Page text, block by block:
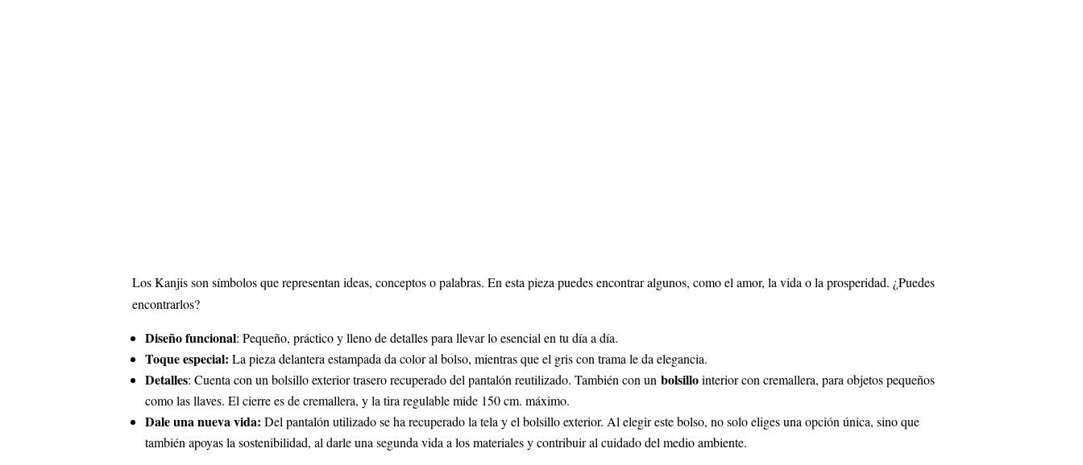
Los Kanjis son símbolos que representan ideas, conceptos o palabras. En esta pieza puedes encontrar algunos, como el amor, la vida o la prosperidad. ¿Puedes
encontrarlos?
Diseño funcional: Pequeño, práctico y lleno de detalles para llevar lo esencial en tu día a día.
Toque especial: La pieza delantera estampada da color al bolso, mientras que el gris con trama le da elegancia.
Detalles: Cuenta con un bolsillo exterior trasero recuperado del pantalón reutilizado. También con un bolsillointerior con cremallera, para objetos pequeños
como las llaves. El cierre es de cremallera, y la tira regulable mide 150 cm. máximo.
Dale una nueva vida: Del pantalón utilizado se ha recuperado la tela y el bolsillo exterior. Al elegir este bolso, no solo eliges una opción única, sino que
también apoyas la sostenibilidad, al darle una segunda vida a los materiales y contribuir al cuidado del medio ambiente.